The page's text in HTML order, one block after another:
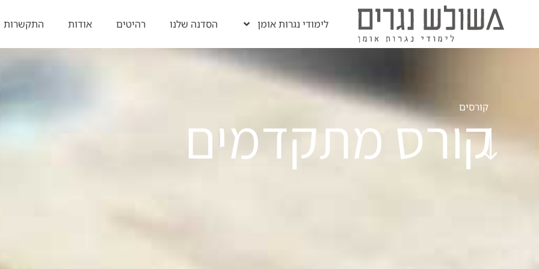
לימודי נגרות אומן​ הסדנה שלנו רהיטים אודות התקשרות
קורסים
קורס מתקדמים